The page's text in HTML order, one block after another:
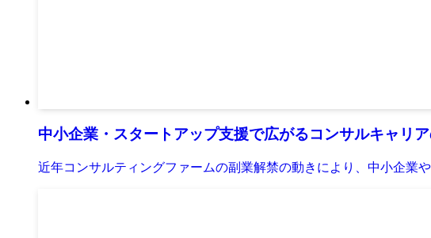
中小企業・スタートアップ支援で広がるコンサルキャリ
近年コンサルティングファームの副業解禁の動きにより、中小企